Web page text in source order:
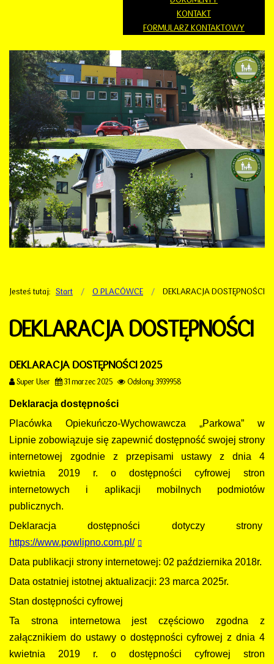
KONTAKT
FORMULARZ KONTAKTOWY
Jesteś tutaj: Start O PLACÓWCE DEKLARACJA DOSTĘPNOŚCI
DEKLARACJA DOSTĘPNOŚCI
DEKLARACJA DOSTĘPNOŚCI 2025
Super User 31 marzec 2025 Odsłony: 3939958
Deklaracja dostępności
Placówka Opiekuńczo-Wychowawcza „Parkowa” w
Lipnie zobowiązuje się zapewnić dostępność swojej strony
internetowej zgodnie z przepisami ustawy z dnia 4
kwietnia 2019 r. o dostępności cyfrowej stron
internetowych i aplikacji mobilnych podmiotów
publicznych.
Deklaracja dostępności dotyczy strony
https://www.powlipno.com.pl/
Data publikacji strony internetowej: 02 października 2018r.
Data ostatniej istotnej aktualizacji: 23 marca 2025r.
Stan dostępności cyfrowej
Ta strona internetowa jest częściowo zgodna z
załącznikiem do ustawy o dostępności cyfrowej z dnia 4
kwietnia 2019 r. o dostępności cyfrowej stron